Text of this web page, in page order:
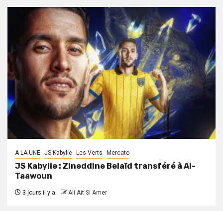
A LA UNE JS Kabylie Les Verts Mercato
JS Kabylie : Zineddine Belaïd transféré à Al-
Taawoun
3 jours il y a Ali Ait Si Amer